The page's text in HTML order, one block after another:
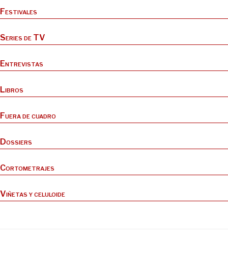
Festivales
Series de TV
Entrevistas
Libros
Fuera de cuadro
Dossiers
Cortometrajes
Viñetas y celuloide